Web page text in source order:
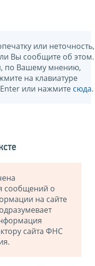
или неточность,
Вы сообщите об этом.
по Вашему мнению,
на клавиатуре
или нажмите сюда.
сообщений о
на сайте
сайта ФНС